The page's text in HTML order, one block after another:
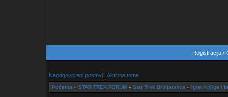
Registracija•
Neodgovoreni postovi | Aktivne teme
Početna » STAR TREK FORUM » Star Trek Brbljaonica » Igre, knjige i